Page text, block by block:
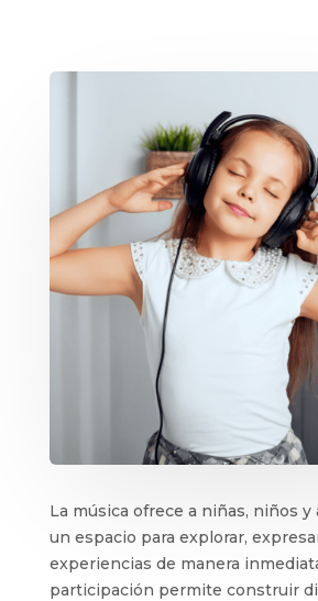
La música ofrece a niñas, niños
un espacio para explorar,
experiencias de manera
participación permite construir